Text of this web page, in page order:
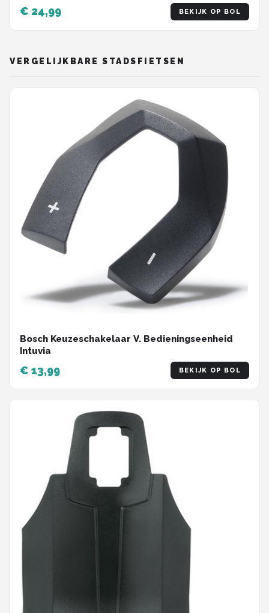
€ 24,99 BEKIJK OP BOL
VERGELIJKBARE STADSFIETSEN
Bosch Keuzeschakelaar V. Bedieningseenheid
Intuvia
€ 13,99 BEKIJK OP BOL